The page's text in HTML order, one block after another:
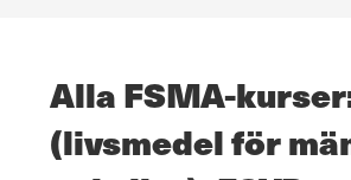
Alla FSMA-
(livsmedel för